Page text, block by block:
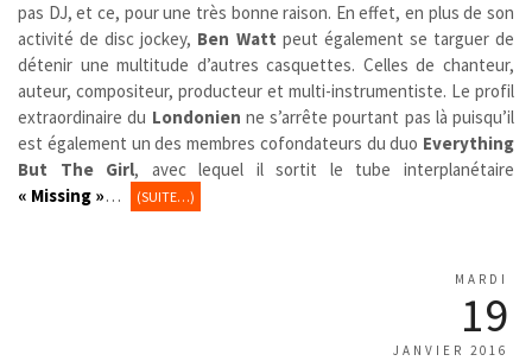
pas DJ, et ce, pour une très bonne raison. En effet, en plus de son
activité de disc jockey, Ben Watt peut également se targuer de
détenir une multitude d’autres casquettes. Celles de chanteur,
auteur, compositeur, producteur et multi-instrumentiste. Le profil
extraordinaire du Londonien ne s’arrête pourtant pas là puisqu’il
est également un des membres cofondateurs du duo Everything
But The Girl, avec lequel il sortit le tube interplanétaire
« Missing »… (SUITE…)
MARDI
19
JANVIER 2016